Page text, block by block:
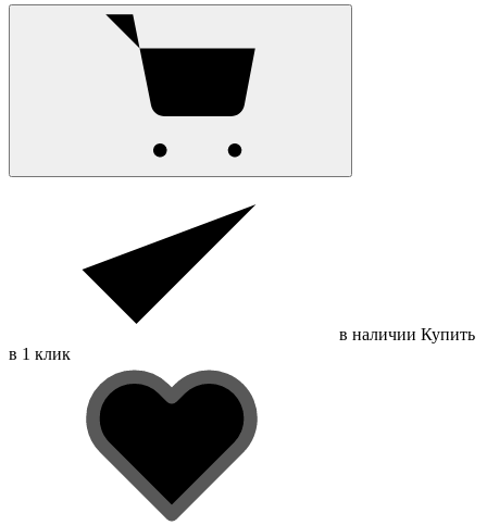
в наличии Купить
в 1 клик